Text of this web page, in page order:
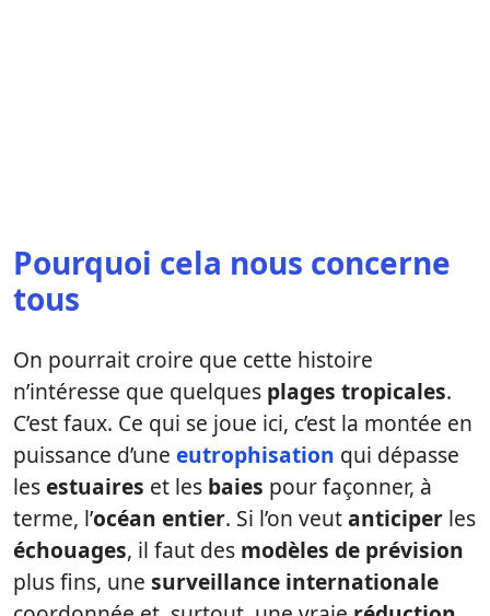
Pourquoi cela nous concerne
tous
On pourrait croire que cette histoire
n’intéresse que quelques plages tropicales.
C’est faux. Ce qui se joue ici, c’est la montée en
puissance d’une eutrophisation qui dépasse
lesestuaires et les baies pour façonner, à
terme, l’océan entier. Si l’on veutanticiper les
échouages, il faut des modèles de prévision
plus fins, une surveillance internationale